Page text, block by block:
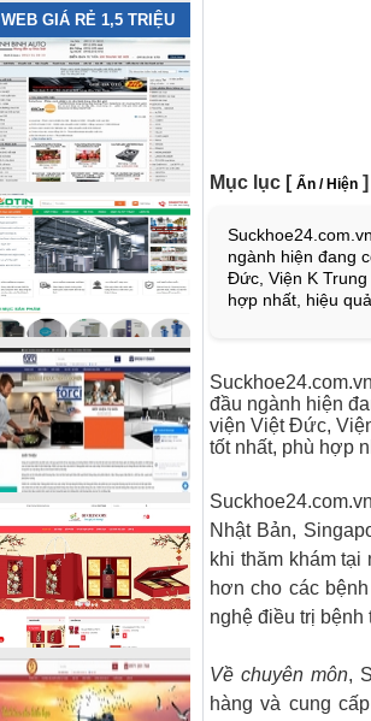
WEB GIÁ RẺ 1,5 TRIỆU
Mục lục [ Ẩn / Hiện ]
ngành hiện đang
Đức, Viện K
hợp nhất, hiệu
Suckhoe24.com.vn
đầu ngành hiện
viện Việt Đức,
tốt nhất, phù hợp
Suckhoe24.com.vn
Nhật Bản,
khi thăm khám
hơn cho các
nghệ điều trị
Về chuyên môn,
hàng và cung